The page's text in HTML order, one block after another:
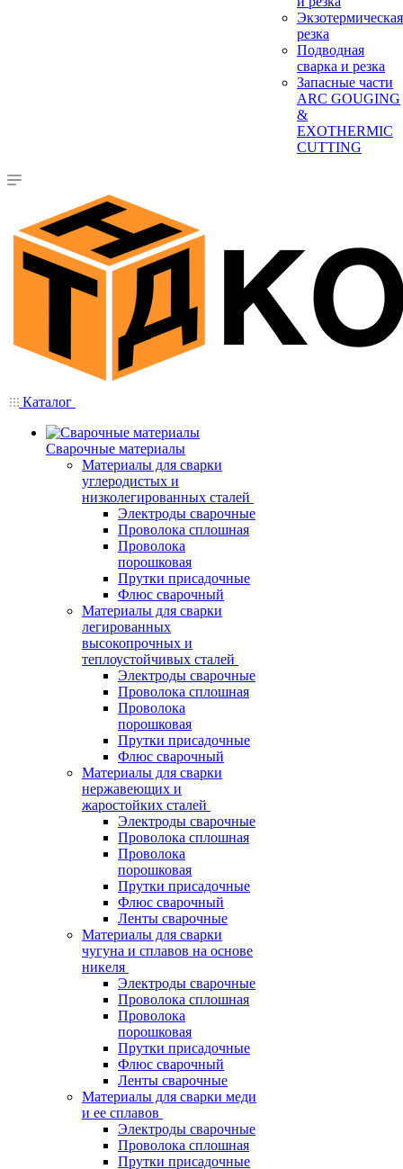
Экзотермическая
резка
Подводная
сварка и резка
Запасные части
ARC GOUGING
&
EXOTHERMIC
CUTTING
Каталог
Сварочные материалы
Материалы для сварки
углеродистых и
низколегированных сталей
Электроды сварочные
Проволока сплошная
Проволока
порошковая
Прутки присадочные
Флюс сварочный
Материалы для сварки
легированных
высокопрочных и
теплоустойчивых сталей
Электроды сварочные
Проволока сплошная
Проволока
порошковая
Прутки присадочные
Флюс сварочный
Материалы для сварки
нержавеющих и
жаростойких сталей
Электроды сварочные
Проволока сплошная
Проволока
порошковая
Прутки присадочные
Флюс сварочный
Ленты сварочные
Материалы для сварки
чугуна и сплавов на основе
никеля
Электроды сварочные
Проволока сплошная
Проволока
порошковая
Прутки присадочные
Флюс сварочный
Ленты сварочные
Материалы для сварки меди
и ее сплавов
Электроды сварочные
Проволока сплошная
Прутки присадочные